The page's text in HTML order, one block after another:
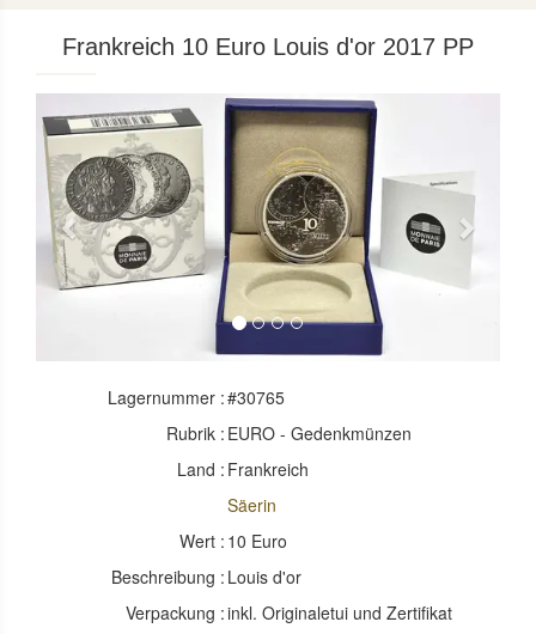
Frankreich 10 Euro Louis d'or 2017 PP
Previous Next
Lagernummer :#30765
Rubrik : EURO - Gedenkmünzen
Land : Frankreich
Säerin
Wert : 10 Euro
Beschreibung : Louis d'or
Verpackung :inkl. Originaletui und Zertifikat